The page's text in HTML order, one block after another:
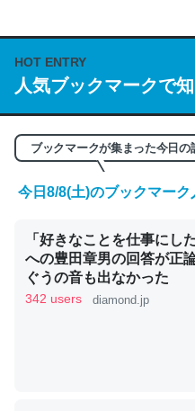
説してる記事が少ないので
https://
/064121
─GPTの仕組みと限界について
くらい。小説でいう「ずっ
ど、短期記憶というには多
─GPTの仕組みと限界について
HOT ENTRY
人気ブックマークで
ブックマークが集まった今日の
今日8/8(土)のブックマーク
「好きなことを仕事にし
への豊田章男の回答が正
ぐうの音も出なかった
342 users diamond.jp